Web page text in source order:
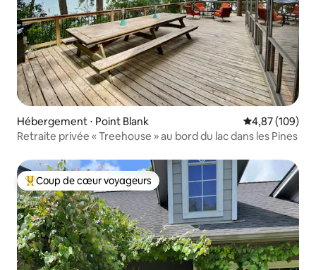
Hébergement ⋅ Point Blank Évaluation
4,87 (109)
Retraite privée « Treehouse » au bord du lac dans les Pines
Coups de cœur voyageurs les plus appréciés
Coup de cœur voyageurs